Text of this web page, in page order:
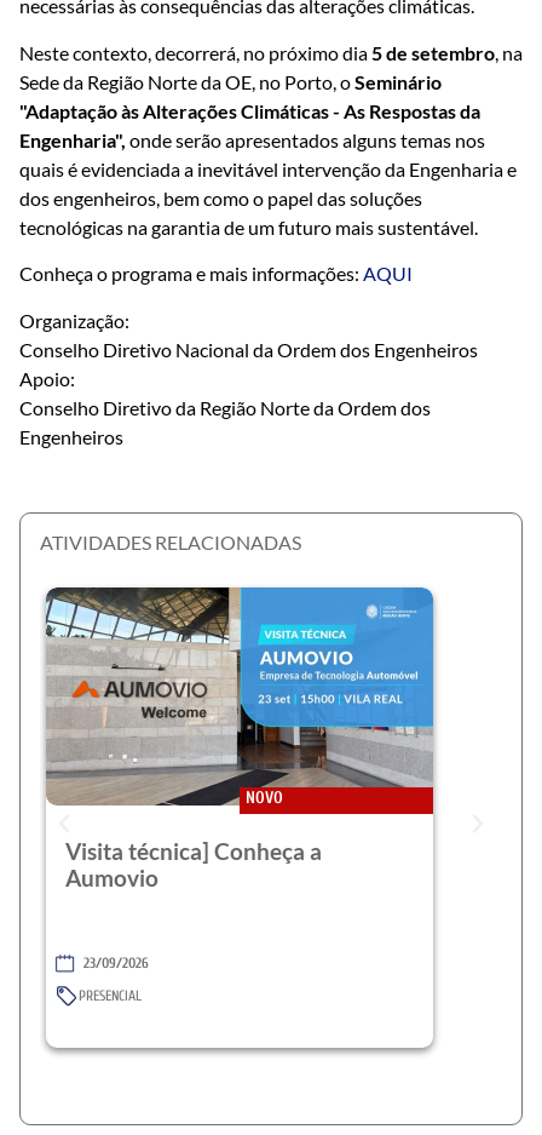
necessárias às consequências das alterações climáticas.
Neste contexto, decorrerá, no próximo dia 5 de setembro , na
Sede da Região Norte da OE, no Porto, oSeminário
"Adaptação às Alterações Climáticas - As Respostas da
Engenharia", onde serão apresentados alguns temas nos
quais é evidenciada a inevitável intervenção da Engenharia e
dos engenheiros, bem como o papel das soluções
tecnológicas na garantia de um futuro mais sustentável.
Conheça o programa e mais informações: AQUI
Organização:
Conselho Diretivo Nacional da Ordem dos Engenheiros
Apoio:
Conselho Diretivo da Região Norte da Ordem dos
Engenheiros
ATIVIDADES RELACIONADAS
NOVO
Visita técnica] Conheça a
Aumovio
23/09/2026
PRESENCIAL